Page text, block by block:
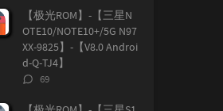
数：
【极光ROM】-【三星N
OTE10/NOTE10+/5G N97
XX-9825】-【V8.0 Androi
d-Q-TJ4】
评
数：
69